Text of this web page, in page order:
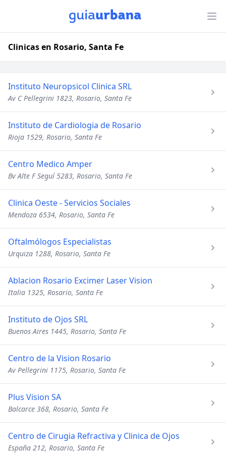
Clinicas en Rosario, Santa Fe
Instituto Neuropsicol Clinica SRL
Av C Pellegrini 1823, Rosario, Santa Fe
Instituto de Cardiologia de Rosario
Rioja 1529, Rosario, Santa Fe
Centro Medico Amper
Bv Alte F Seguí 5283, Rosario, Santa Fe
Clinica Oeste - Servicios Sociales
Mendoza 6534, Rosario, Santa Fe
Oftalmólogos Especialistas
Urquiza 1288, Rosario, Santa Fe
Ablacion Rosario Excimer Laser Vision
Italia 1325, Rosario, Santa Fe
Instituto de Ojos SRL
Buenos Aires 1445, Rosario, Santa Fe
Centro de la Vision Rosario
Av Pellegrini 1175, Rosario, Santa Fe
Plus Vision SA
Balcarce 368, Rosario, Santa Fe
Centro de Cirugia Refractiva y Clinica de Ojos
España 212, Rosario, Santa Fe